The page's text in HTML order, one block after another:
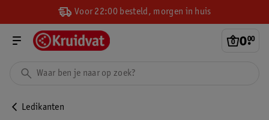
Voor 22:00 besteld, morgen in huis
0.
00
Ledikanten